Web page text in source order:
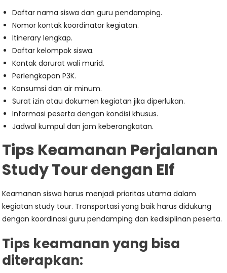
Daftar nama siswa dan guru pendamping.
Nomor kontak koordinator kegiatan.
Itinerary lengkap.
Daftar kelompok siswa.
Kontak darurat wali murid.
Perlengkapan P3K.
Konsumsi dan air minum.
Surat izin atau dokumen kegiatan jika diperlukan.
Informasi peserta dengan kondisi khusus.
Jadwal kumpul dan jam keberangkatan.
Tips Keamanan Perjalanan
Study Tour dengan Elf
Keamanan siswa harus menjadi prioritas utama dalam
kegiatan study tour. Transportasi yang baik harus didukung
dengan koordinasi guru pendamping dan kedisiplinan peserta.
Tips keamanan yang bisa
diterapkan: